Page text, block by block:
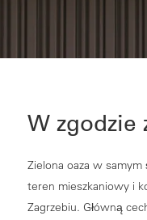
W zgodzie
Zielona oaza w
teren mieszkaniowy i
Zagrzebiu. Główną